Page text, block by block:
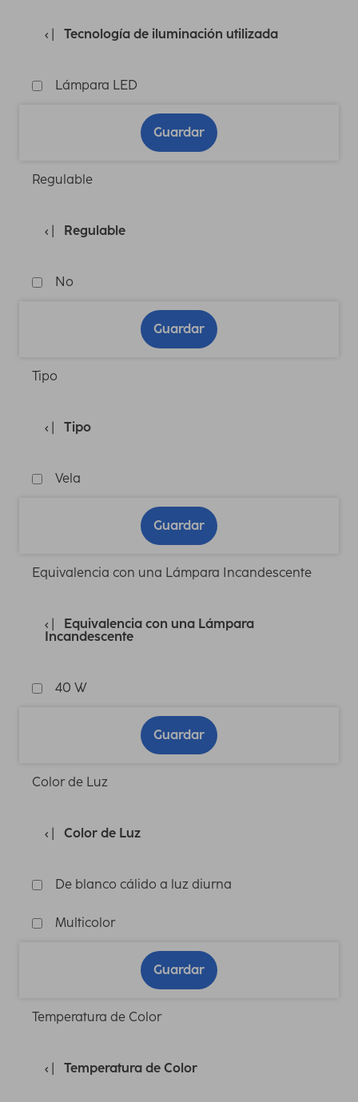
Tecnología de iluminación utilizada
Lámpara LED
Guardar
Regulable
Regulable
No
Guardar
Tipo
Tipo
Vela
Guardar
Equivalencia con una Lámpara Incandescente
Equivalencia con una Lámpara
Incandescente
40 W
Guardar
Color de Luz
Color de Luz
De blanco cálido a luz diurna
Multicolor
Guardar
Temperatura de Color
Temperatura de Color